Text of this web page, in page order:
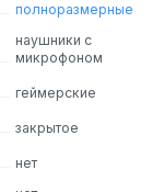
полноразмерные
наушники с
микрофоном
геймерские
закрытое
нет